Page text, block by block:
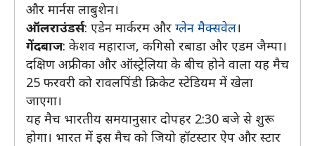
और मार्नस लाबुशेन।
ऑलराउंडर्स: एडेन मार्करम और ग्लेन मैक्सवेल।
गेंदबाज: केशव महाराज, कगिसो रबाडा और एडम जैम्पा।
दक्षिण अफ्रीका और ऑस्ट्रेलिया के बीच होने वाला यह मैच
25 फरवरी को रावलपिंडी क्रिकेट स्टेडियम में खेला
जाएगा।
यह मैच भारतीय समयानुसार दोपहर 2:30 बजे से शुरू
होगा। भारत में इस मैच को जियो हॉटस्टार ऐप और स्टार